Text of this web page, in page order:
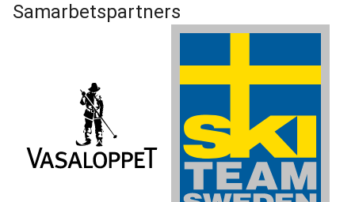
Samarbetspartners